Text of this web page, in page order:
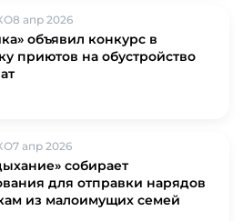
8 апр 2026
объявил конкурс в
приютов на обустройство
7 апр 2026
собирает
для отправки нарядов
из малоимущих семей